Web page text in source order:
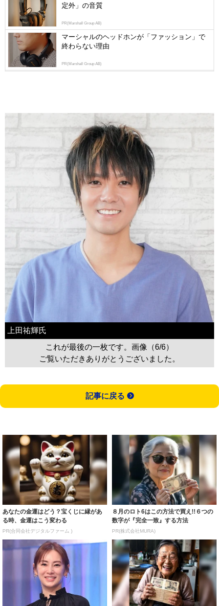
定外」の音質
PR(Marshall Group AB)
マーシャルのヘッドホンが「ファッション」で
終わらない理由
PR(Marshall Group AB)
上田祐輝氏
これが最後の一枚です。画像（6/6）
ご覧いただきありがとうございました。
記事に戻る
あなたの金運はどう？宝くじに縁があ
る時、金運はこう変わる
PR(合同会社デジタルファーム )
８月のロト6はこの方法で買え!!６つの
数字が『完全一致』する方法
PR(株式会社MURA)